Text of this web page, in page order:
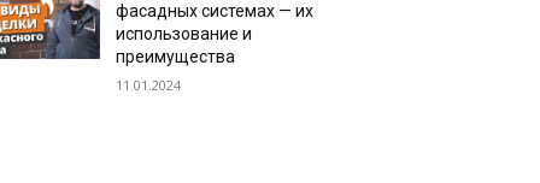
фасадных системах — их
использование и
преимущества
11.01.2024